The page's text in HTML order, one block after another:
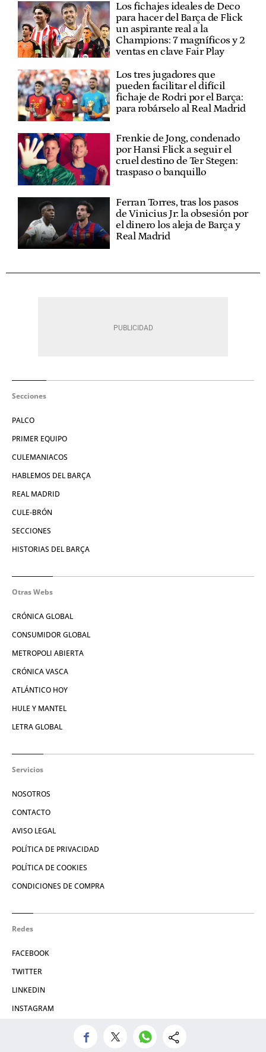
Los fichajes ideales de Deco
para hacer del Barça de Flick
un aspirante real a la
Champions: 7 magníficos y 2
ventas en clave Fair Play
Los tres jugadores que
pueden facilitar el difícil
fichaje de Rodri por el Barça:
para robárselo al Real Madrid
Frenkie de Jong, condenado
por Hansi Flick a seguir el
cruel destino de Ter Stegen:
traspaso o banquillo
Ferran Torres, tras los pasos
de Vinicius Jr: la obsesión por
el dinero los aleja de Barça y
Real Madrid
Secciones
PALCO
PRIMER EQUIPO
CULEMANIACOS
HABLEMOS DEL BARÇA
REAL MADRID
CULE-BRÓN
SECCIONES
HISTORIAS DEL BARÇA
Otras Webs
CRÓNICA GLOBAL
CONSUMIDOR GLOBAL
METROPOLI ABIERTA
CRÓNICA VASCA
ATLÁNTICO HOY
HULE Y MANTEL
LETRA GLOBAL
Servicios
NOSOTROS
CONTACTO
AVISO LEGAL
POLÍTICA DE PRIVACIDAD
POLÍTICA DE COOKIES
CONDICIONES DE COMPRA
Redes
FACEBOOK
TWITTER
LINKEDIN
INSTAGRAM